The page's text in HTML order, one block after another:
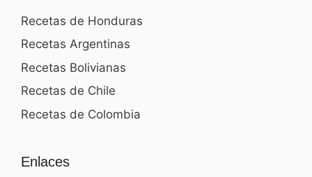
Recetas de Honduras
Recetas Argentinas
Recetas Bolivianas
Recetas de Chile
Recetas de Colombia
Enlaces